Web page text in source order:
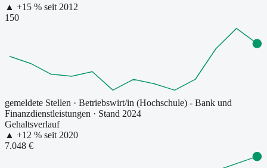
▲ +15 % seit 2012
150
gemeldete Stellen · Betriebswirt/in (Hochschule) - Bank und
Finanzdienstleistungen · Stand 2024
Gehaltsverlauf
▲ +12 % seit 2020
7.048 €